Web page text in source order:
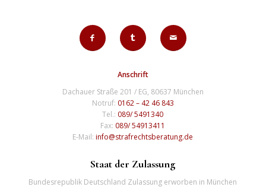
Anschrift
Dachauer Straße 201 / EG, 80637 München
Notruf: 0162 – 42 46 843
Tel.: 089/ 5491340
Fax: 089/ 54913411
E-Mail:info@strafrechtsberatung.de
Staat der Zulassung
Bundesrepublik Deutschland Zulassung erworben in München